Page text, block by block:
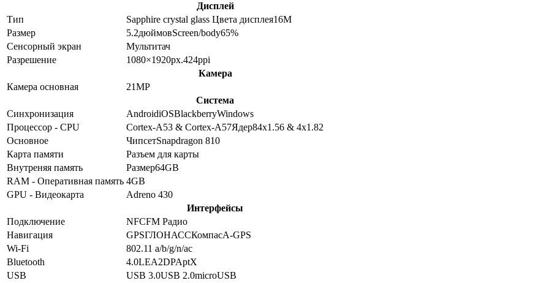
Дисплей
Тип
Sapphire crystal glass Цвета дисплея16M
Размер
5.2дюймовScreen/body65%
Сенсорный экран
Мультитач
Разрешение
1080×1920px.424ppi
Камера
Камера основная
21MP
Система
Синхронизация
AndroidiOSBlackberryWindows
Процессор - CPU
Cortex-A53 & Cortex-A57Ядер84x1.56 & 4x1.82
Основное
ЧипсетSnapdragon 810
Карта памяти
Разъем для карты
Внутреняя память
Размер64GB
RAM - Оперативная память 4GB
GPU - Видеокарта
Adreno 430
Интерфейсы
Подключение
NFCFM Радио
Навигация
GPSГЛОНАССКомпасA-GPS
Wi-Fi
802.11 a/b/g/n/ac
Bluetooth
4.0LEA2DPAptX
USB
USB 3.0USB 2.0microUSB